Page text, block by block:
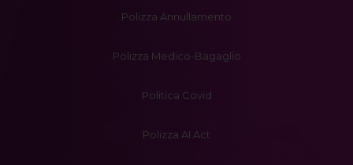
Polizza Annullamento
Polizza Medico-Bagaglio
Politica Covid
Polizza AI Act